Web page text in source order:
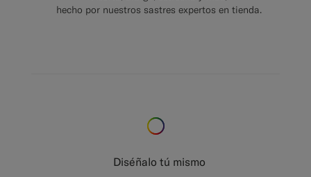
hecho por nuestros sastres expertos en tienda.
Diséñalo tú mismo